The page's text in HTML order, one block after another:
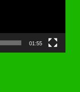
01:55